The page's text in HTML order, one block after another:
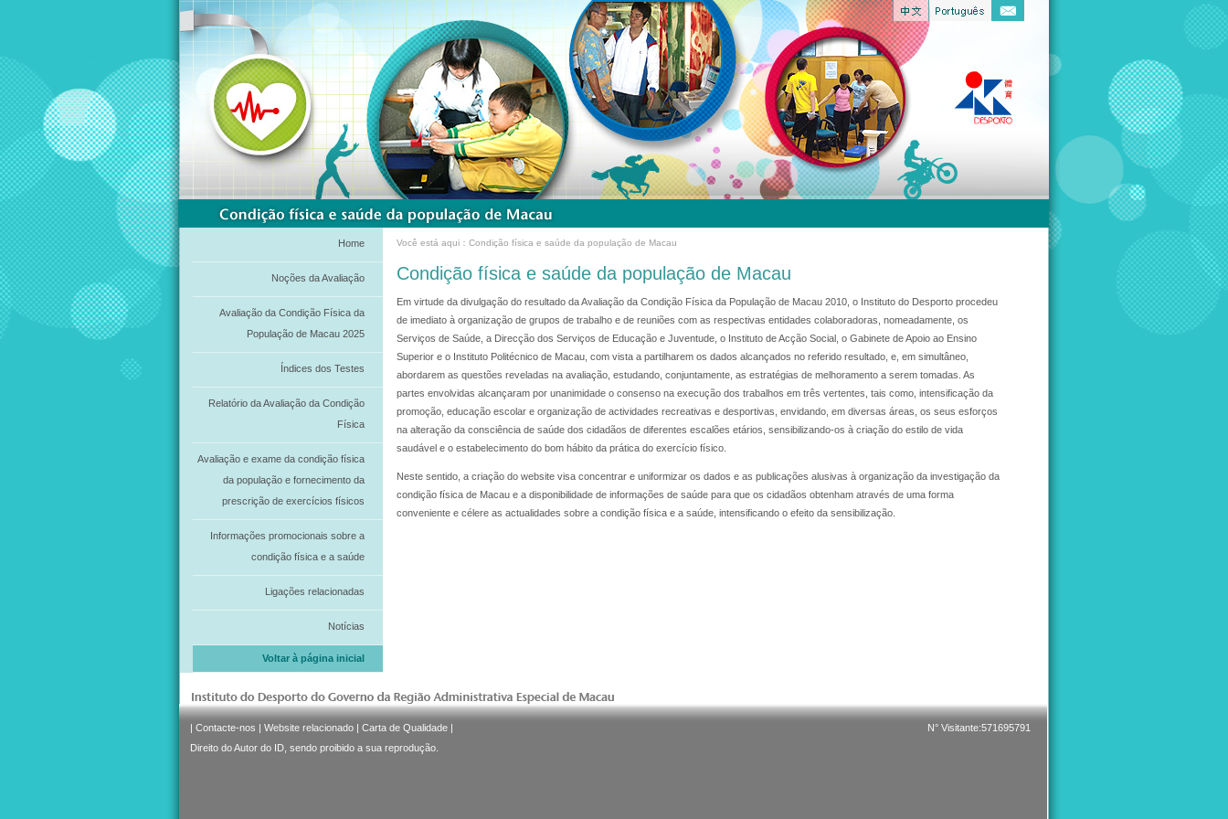
Home
Noções da Avaliação
Avaliação da Condição Física da
População de Macau 2025
Índices dos Testes
Relatório da Avaliação da Condição
Física
Avaliação e exame da condição física
da população e fornecimento da
prescrição de exercícios físicos
Informações promocionais sobre a
condição física e a saúde
Ligações relacionadas
Notícias
Voltar à página inicial
Você está aqui：Condição física e saúde da população de Macau
Condição física e saúde da população de Macau
Em virtude da divulgação do resultado da Avaliação da Condição Física da População de Macau 2010, o Instituto do Desporto procedeu
de imediato à organização de grupos de trabalho e de reuniões com as respectivas entidades colaboradoras, nomeadamente, os
Serviços de Saúde, a Direcção dos Serviços de Educação e Juventude, o Instituto de Acção Social, o Gabinete de Apoio ao Ensino
Superior e o Instituto Politécnico de Macau, com vista a partilharem os dados alcançados no referido resultado, e, em simultâneo,
abordarem as questões reveladas na avaliação, estudando, conjuntamente, as estratégias de melhoramento a serem tomadas. As
partes envolvidas alcançaram por unanimidade o consenso na execução dos trabalhos em três vertentes, tais como, intensificação da
promoção, educação escolar e organização de actividades recreativas e desportivas, envidando, em diversas áreas, os seus esforços
na alteração da consciência de saúde dos cidadãos de diferentes escalões etários, sensibilizando-os à criação do estilo de vida
saudável e o estabelecimento do bom hábito da prática do exercício físico.
Neste sentido, a criação do website visa concentrar e uniformizar os dados e as publicações alusivas à organização da investigação da
condição física de Macau e a disponibilidade de informações de saúde para que os cidadãos obtenham através de uma forma
conveniente e célere as actualidades sobre a condição física e a saúde, intensificando o efeito da sensibilização.
| Contacte-nos | Website relacionado | Carta de Qualidade |
Direito do Autor do ID, sendo proibido a sua reprodução.
N° Visitante:571695791